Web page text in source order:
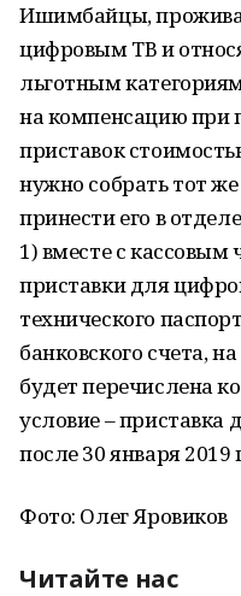
Ишимбайцы,
цифровым ТВ и
льготным
на компенсацию при
приставок
нужно собрать тот
принести его в
1) вместе с кассовым
приставки для
технического
банковского счета,
будет перечислена
условие – приставка
после 30 января 2019
Фото: Олег Яровиков
Читайте нас